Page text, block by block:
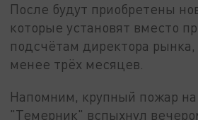
После будут приобретены
которые установят вместо
подсчётам директора
менее трёх месяцев.
Напомним, крупный пожар
"Темерник" вспыхнул